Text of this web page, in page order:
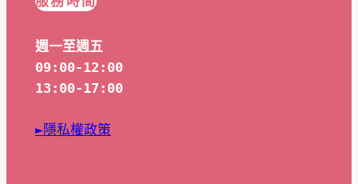
週一至週五
09:00-12:00
13:00-17:00
►隱私權政策